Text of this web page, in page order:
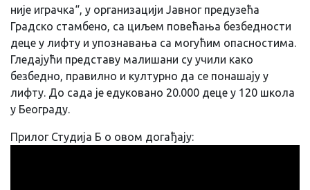
није играчка“, у организацији Јавног предузећа
Градско стамбено, са циљем повећања безбедности
деце у лифту и упознавања са могућим опасностима.
Гледајући представу малишани су учили како
безбедно, правилно и културно да се понашају у
лифту. До сада је едуковано 20.000 деце у 120 школа
у Београду.
Прилог Студија Б о овом догађају: